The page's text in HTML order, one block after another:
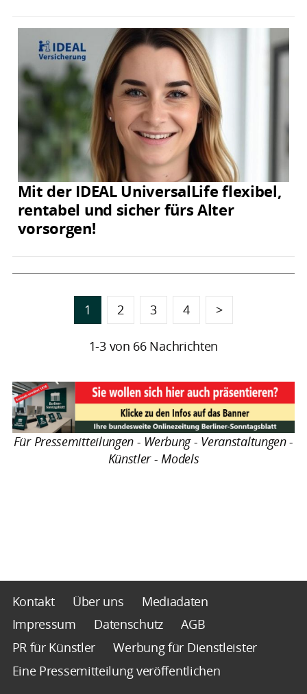
Mit der IDEAL UniversalLife flexibel,
rentabel und sicher fürs Alter
vorsorgen!
1 2 3 4 >
1-3 von 66 Nachrichten
Für Pressemitteilungen - Werbung - Veranstaltungen -
Künstler - Models
Kontakt Über uns
Mediadaten
Impressum
Datenschutz
AGB
PR für Künstler
Werbung für Dienstleister
Eine Pressemitteilung veröffentlichen